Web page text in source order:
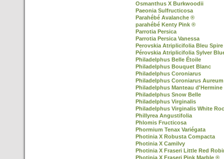
Osmanthus X Burkwoodii
Paeonia Sulfructicosa
Parahébé Avalanche ®
parahébé Kenty Pink ®
Parrotia Persica
Parrotia Persica Vanessa
Perovskia Atriplicifolia Bleu Spire
Pérovskia Atriplicifolia Sylver
Philadelphus Belle Étoile
Philadelphus Bouquet Blanc
Philadelphus Coroniarus
Philadelphus Coroniarus Aureum
Philadelphus Manteau d'Hermine
Philadelphus Snow Belle
Philadelphus Virginalis
Philadelphus Virginalis White
Phillyrea Angustifolia
Phlomis Fructicosa
Phormium Tenax Variégata
Photinia X Robusta Compacta
Photinia X Camilvy
Photinia X Fraseri Little Red
Photinia X Fraseri Pink Marble ®